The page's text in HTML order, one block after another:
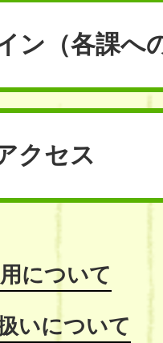
ン （各課へ
クセス
について
いについて